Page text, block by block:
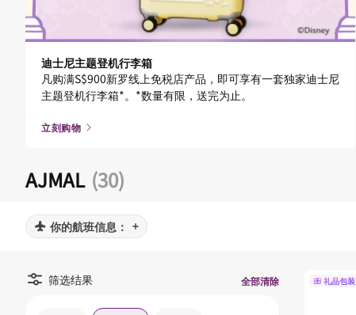
迪士尼主题登机行李箱
凡购满S$900新罗线上免税店产品，即可享有一套独家迪士尼
主题登机行李箱*。*数量有限，送完为止。
立刻购物
AJMAL (30)
你的航班信息：
筛选结果 全部清除 礼品包装